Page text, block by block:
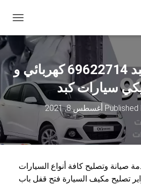
ب
ي
ل
ا
ل
ت
ن
بنشر متنقل كبد 69622714‬ كهربائي و
سيارات كبد
Published أغسطس 8, 2021
صيانة وتصليح كافة أنواع السيارات
تصليح مكيف السيارة فتح قفل باب